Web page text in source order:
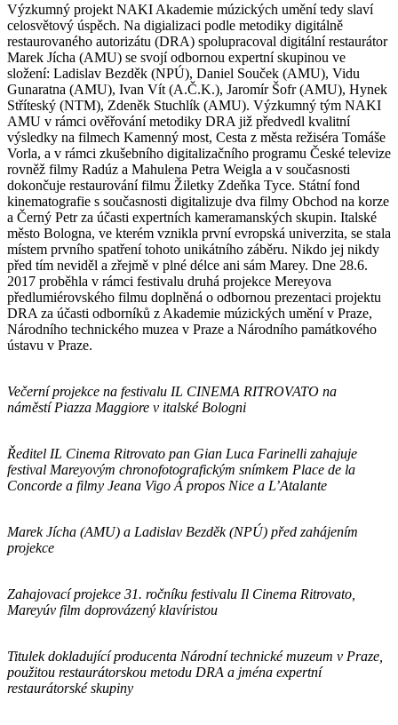
Výzkumný projekt NAKI Akademie múzických umění tedy slaví
celosvětový úspěch. Na digializaci podle metodiky digitálně
restaurovaného autorizátu (DRA) spolupracoval digitální restaurátor
Marek Jícha (AMU) se svojí odbornou expertní skupinou ve
složení: Ladislav Bezděk (NPÚ), Daniel Souček (AMU), Vidu
Gunaratna (AMU), Ivan Vít (A.Č.K.), Jaromír Šofr (AMU), Hynek
Stříteský (NTM), Zdeněk Stuchlík (AMU). Výzkumný tým NAKI
AMU v rámci ověřování metodiky DRA již předvedl kvalitní
výsledky na filmech Kamenný most, Cesta z města režiséra Tomáše
Vorla, a v rámci zkušebního digitalizačního programu České televize
rovněž filmy Radúz a Mahulena Petra Weigla a v současnosti
dokončuje restaurování filmu Žiletky Zdeňka Tyce. Státní fond
kinematografie s současnosti digitalizuje dva filmy Obchod na korze
a Černý Petr za účasti expertních kameramanských skupin. Italské
město Bologna, ve kterém vznikla první evropská univerzita, se stala
místem prvního spatření tohoto unikátního záběru. Nikdo jej nikdy
před tím neviděl a zřejmě v plné délce ani sám Marey. Dne 28.6.
2017 proběhla v rámci festivalu druhá projekce Mereyova
předlumiérovského filmu doplněná o odbornou prezentaci projektu
DRA za účasti odborníků z Akademie múzických umění v Praze,
Národního technického muzea v Praze a Národního památkového
ústavu v Praze.
Večerní projekce na festivalu IL CINEMA RITROVATO na
náměstí Piazza Maggiore v italské Bologni
Ředitel IL Cinema Ritrovato pan Gian Luca Farinelli zahajuje
festival Mareyovým chronofotografickým snímkem Place de la
Concorde a filmy Jeana Vigo Á propos Nice a L’Atalante
Marek Jícha (AMU) a Ladislav Bezděk (NPÚ) před zahájením
projekce
Zahajovací projekce 31. ročníku festivalu Il Cinema Ritrovato,
Mareyúv film doprovázený klavíristou
Titulek dokladující producenta Národní technické muzeum v Praze,
použitou restaurátorskou metodu DRA a jména expertní
restaurátorské skupiny